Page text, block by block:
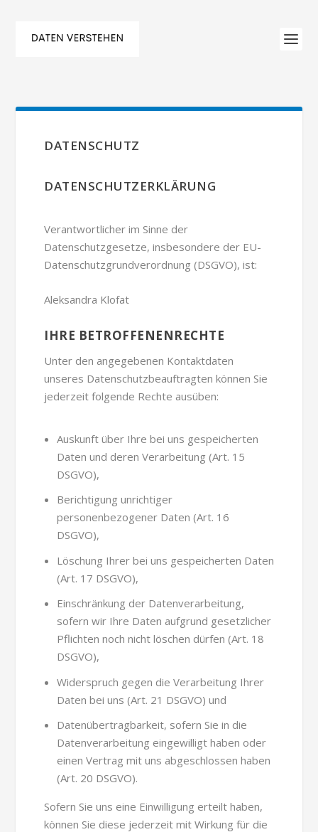
DATENSCHUTZ
DATENSCHUTZERKLÄRUNG
Verantwortlicher im Sinne der
Datenschutzgesetze, insbesondere der EU-
Datenschutzgrundverordnung (DSGVO), ist:
Aleksandra Klofat
IHRE BETROFFENENRECHTE
Unter den angegebenen Kontaktdaten
unseres Datenschutzbeauftragten können Sie
jederzeit folgende Rechte ausüben:
Auskunft über Ihre bei uns gespeicherten
Daten und deren Verarbeitung (Art. 15
DSGVO),
Berichtigung unrichtiger
personenbezogener Daten (Art. 16
DSGVO),
Löschung Ihrer bei uns gespeicherten Daten
(Art. 17 DSGVO),
Einschränkung der Datenverarbeitung,
sofern wir Ihre Daten aufgrund gesetzlicher
Pflichten noch nicht löschen dürfen (Art. 18
DSGVO),
Widerspruch gegen die Verarbeitung Ihrer
Daten bei uns (Art. 21 DSGVO) und
Datenübertragbarkeit, sofern Sie in die
Datenverarbeitung eingewilligt haben oder
einen Vertrag mit uns abgeschlossen haben
(Art. 20 DSGVO).
Sofern Sie uns eine Einwilligung erteilt haben,
können Sie diese jederzeit mit Wirkung für die